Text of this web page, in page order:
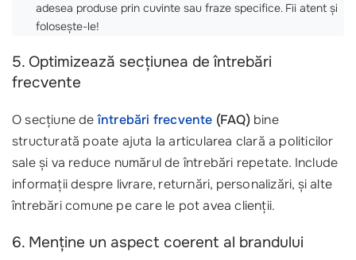
adesea produse prin cuvinte sau fraze specifice. Fii atent și
folosește-le!
5. Optimizează secțiunea de întrebări
frecvente
O secțiune deîntrebări frecvente (FAQ)bine
structurată poate ajuta la articularea clară a politicilor
sale și va reduce numărul de întrebări repetate. Include
informații despre livrare, returnări, personalizări, și alte
întrebări comune pe care le pot avea clienții.
6. Menține un aspect coerent al brandului